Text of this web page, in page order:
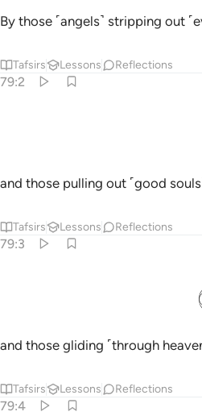
By those ˹angels˺ stripping out
Tafsirs Lessons Reflections
79:2
and those pulling out ˹good
Tafsirs Lessons Reflections
79:3
and those gliding ˹through
Tafsirs Lessons Reflections
79:4